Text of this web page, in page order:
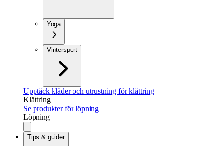
Yoga
Vintersport
Upptäck kläder och utrustning för klättring
Klättring
Se produkter för löpning
Löpning
Tips & guider